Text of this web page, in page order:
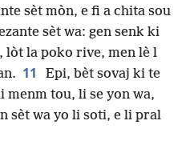
sèt mòn, e fi a chita sou
sèt wa: gen senk ki
lòt la poko rive, men lè l
11
Epi, bèt sovaj ki te
menm tou, li se yon wa,
sèt wa yo li soti, e li pral